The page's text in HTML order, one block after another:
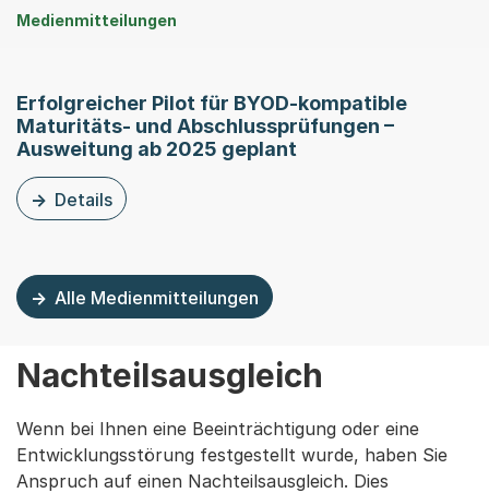
Medienmitteilungen
Erfolgreicher Pilot für BYOD-kompatible
Maturitäts- und Abschlussprüfungen –
Ausweitung ab 2025 geplant
Details
zu dieser Medienmitteilung: Erfolgreicher Pilot für
Alle Medienmitteilungen
Nachteilsausgleich
Wenn bei Ihnen eine Beeinträchtigung oder eine
Entwicklungsstörung festgestellt wurde, haben Sie
Anspruch auf einen Nachteilsausgleich. Dies